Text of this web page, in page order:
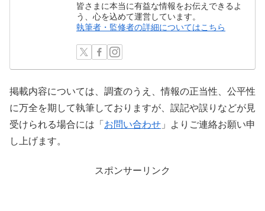
皆さまに本当に有益な情報をお伝えできるよ
う、心を込めて運営しています。
執筆者・監修者の詳細についてはこちら
掲載内容については、調査のうえ、情報の正当性、公平性
に万全を期して執筆しておりますが、誤記や誤りなどが見
受けられる場合には「 お問い合わせ 」よりご連絡お願い申
し上げます。
スポンサーリンク